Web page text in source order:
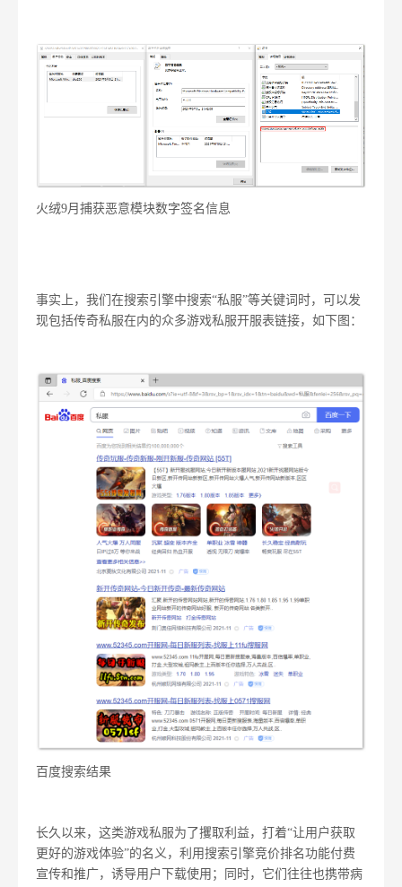
火绒9月捕获恶意模块数字签名信息
事实上，我们在搜索引擎中搜索“私服”等关键词时，可以发
现包括传奇私服在内的众多游戏私服开服表链接，如下图：
百度搜索结果
长久以来，这类游戏私服为了攫取利益，打着“让用户获取
更好的游戏体验”的名义，利用搜索引擎竞价排名功能付费
宣传和推广，诱导用户下载使用；同时，它们往往也携带病